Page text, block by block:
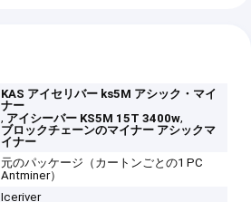
KAS アイセリバー ks5M アシック・マイ
ナー
, アイシーバー KS5M 15T 3400w,
ブロックチェーンのマイナー アシックマ
イナー
元のパッケージ（カートンごとの1 PC
Antminer）
Iceriver